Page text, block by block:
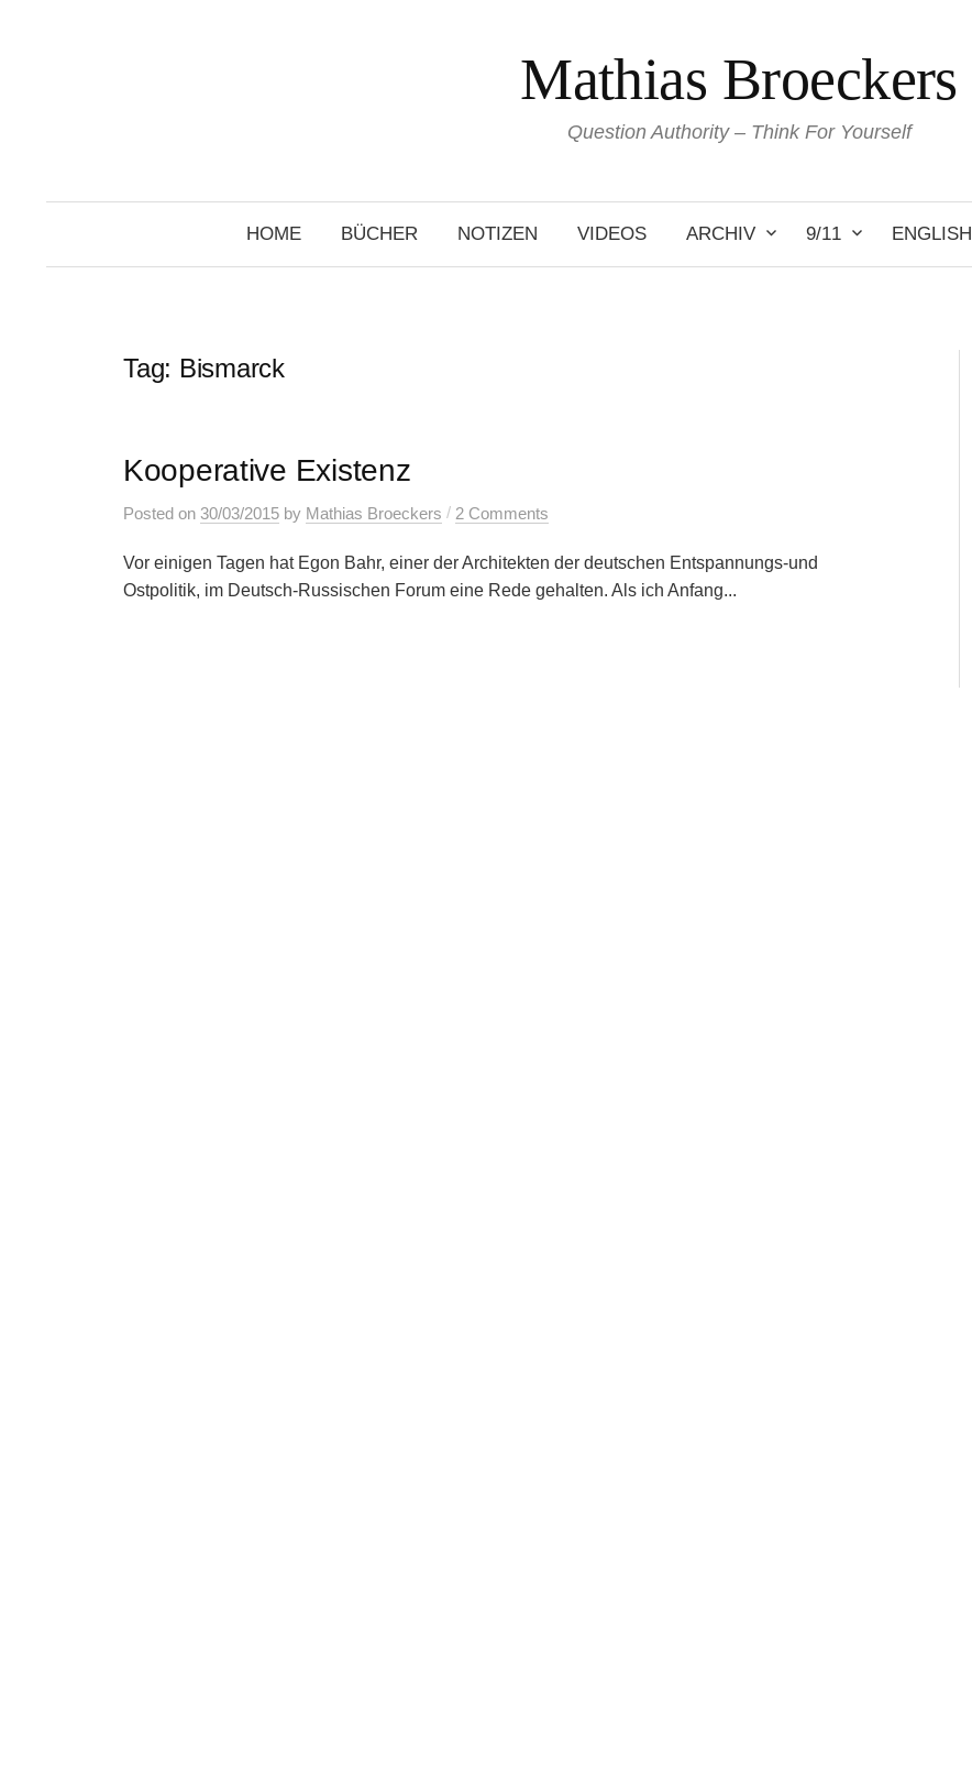
Mathias Broeckers
Question Authority – Think For Yourself
HOME BÜCHER NOTIZEN VIDEOS ARCHIV 9/11 ENGLISH
Tag: Bismarck
Kooperative Existenz
Posted on 30/03/2015 by Mathias Broeckers / 2 Comments
Vor einigen Tagen hat Egon Bahr, einer der Architekten der deutschen Entspannungs-und
Ostpolitik, im Deutsch-Russischen Forum eine Rede gehalten. Als ich Anfang...